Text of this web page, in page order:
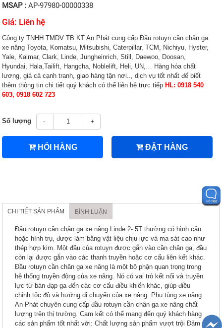
MSAP :AP-97980-00000338
Giá: Liên hệ
Công ty TNHH TMDV TB KT An Phát cung cấp Đầu rotuyn cần chân ga
xe nâng Toyota, Komatsu, Mitsubishi, Caterpillar, TCM, Nichiyu, Hyster,
Yale, Kalmar, Clark, Linde, Jungheinrich, Still, Daewoo, Doosan,
Hyundai, Hala,Tailift, Hangcha, Noblelift, Heli, UN,… Hàng hóa chất
lương, giá cả cạnh tranh, giao hàng tận nơi.., dịch vụ tốt nhất để biết
thêm thông tin chi tiết quý khách có thể liên hệ trực tiếpHL: 0918 540
603, 0918 602 723
Số lượng - +
HỎI HÀNG ĐẶT HÀNG
CHI TIẾT SẢN PHẨM BÌNH LUẬN
Đầu rotuyn cần chân ga xe nâng Linde 2- 5T thường có hình cầu
hoặc hình trụ, được làm bằng vật liệu chịu lực và ma sát cao như
thép hợp kim. Một đầu của rotuyn được gắn vào cần chân ga, đầu
còn lại được gắn vào các thanh truyền hoặc cơ cấu liên kết khác.
Đầu rotuyn cần chân ga xe nâng là một bộ phận quan trọng trong
hệ thống truyền động của xe nâng. Nó có vai trò kết nối và truyền
lực từ bàn đạp ga đến các cơ cấu điều khiển khác, giúp điều
chỉnh tốc độ và hướng di chuyển của xe nâng. Phụ tùng xe nâng
An Phát chuyên cung cấp đầu rotuyn cần chân ga xe nâng chất
lượng trên thị trường. Cam kết có thể mang đến quý khách hàng
các sản phẩm tốt nhất với: Chất lượng sản phẩm vượt trội Đảm